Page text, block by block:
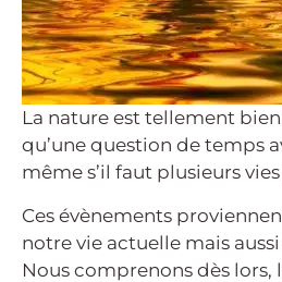
La nature est tellement
qu’une question de temps
même s’il faut plusieurs
Ces évènements
notre vie actuelle mais
Nous comprenons dès lors,